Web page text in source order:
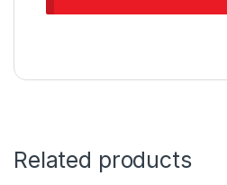
Related products